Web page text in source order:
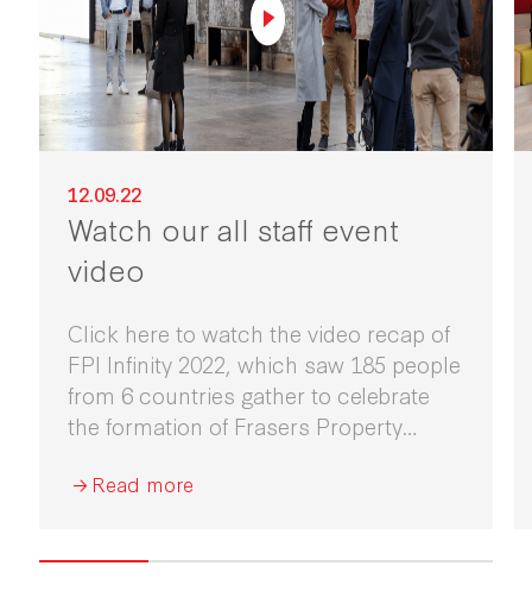
12.09.22
Watch our all staff event
video
Click here to watch the video recap of
FPI Infinity 2022, which saw 185 people
from 6 countries gather to celebrate
the formation of Frasers Property
Read more